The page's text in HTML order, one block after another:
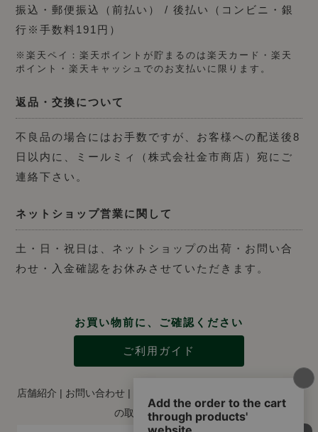
振込・郵便振込（前払い） / 後払い（コンビニ・銀
行※手数料191円）
※楽天ペイ：楽天ポイントが貯まるのは楽天カード・楽天
ポイント・楽天キャッシュでのお支払いに限ります。
返品・交換について
不良品の場合にはお手数ですが、お客様への配送後8
日以内に、ミールミィ（株式会社金市商店）宛にご
連絡下さい。
ネットショップ営業に関して
土・日・祝日は、ネットショップの出荷・お問い合
わせ・入金確認をお休みさせていただきます。
お買い物前に、ご確認ください
ご利用ガイド
店舗紹介 | お問い合わせ |
の取り扱いについて